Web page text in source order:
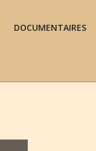
DOCUMENTAIRES